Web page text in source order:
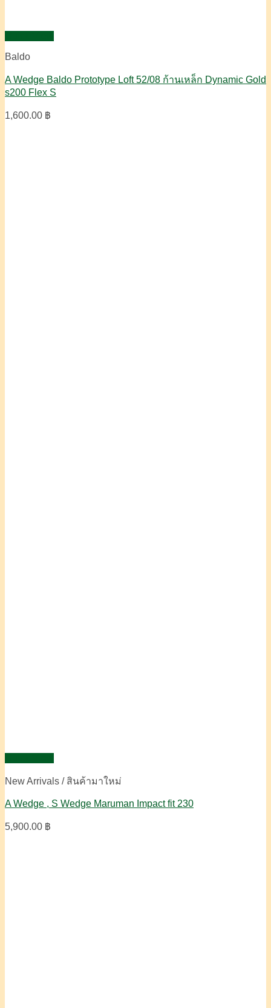
Baldo
A Wedge Baldo Prototype Loft 52/08 ก้านเหล็ก Dynamic Gold
s200 Flex S
1,600.00 ฿
New Arrivals / สินค้ามาใหม่
A Wedge , S Wedge Maruman Impact fit 230
5,900.00 ฿